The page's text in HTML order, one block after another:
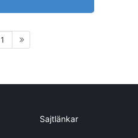
1
Sajtlänkar